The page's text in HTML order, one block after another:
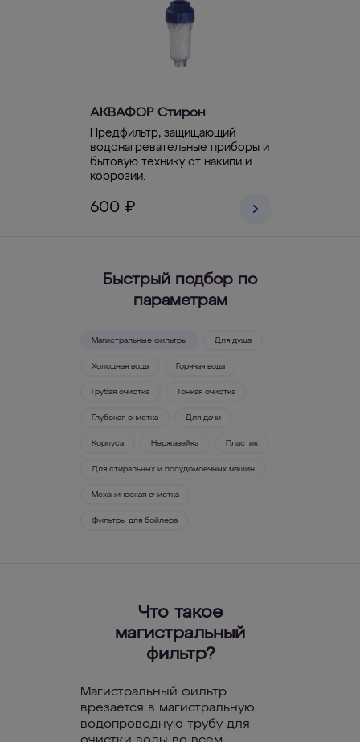
АКВАФОР Стирон
Предфильтр, защищающий
водонагревательные приборы и
бытовую технику от накипи и
коррозии.
600 ₽
Быстрый подбор по
параметрам
Магистральные фильтры Для душа
Холодная вода Горячая вода
Грубая очистка Тонкая очистка
Глубокая очистка Для дачи
Корпуса Нержавейка Пластик
Для стиральных и посудомоечных машин
Механическая очистка
Фильтры для бойлера
Что такое
магистральный
фильтр?
Магистральный фильтр
врезается в магистральную
водопроводную трубу для